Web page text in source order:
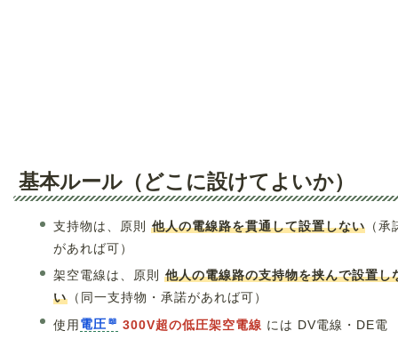
基本ルール（どこに設けてよいか）
支持物は、原則 他人の電線路を貫通して設置しない （承
があれば可）
架空電線は、原則 他人の電線路の支持物を挟んで設置し
い（同一支持物・承諾があれば可）
使用 電圧 300V超の低圧架空電線 には DV電線・DE電